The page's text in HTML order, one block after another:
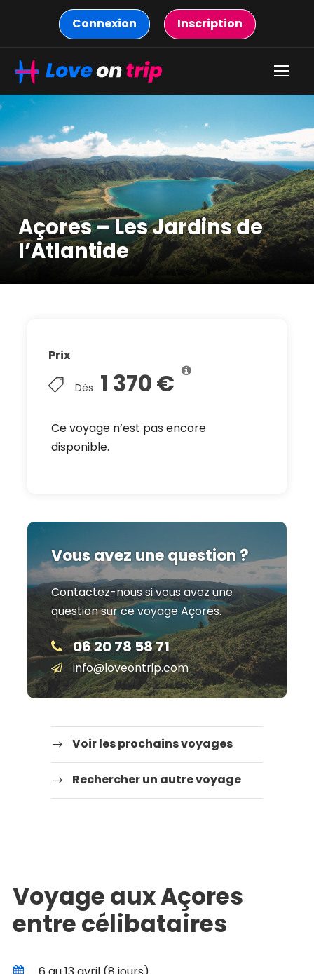
Connexion Inscription
Açores – Les Jardins de
l’Atlantide
Prix
Dès 1 370 €
Ce voyage n’est pas encore
disponible.
Vous avez une question ?
Contactez-nous si vous avez une
question sur ce voyage Açores.
06 20 78 58 71
info@loveontrip.com
Voir les prochains voyages
Rechercher un autre voyage
Voyage aux Açores
entre célibataires